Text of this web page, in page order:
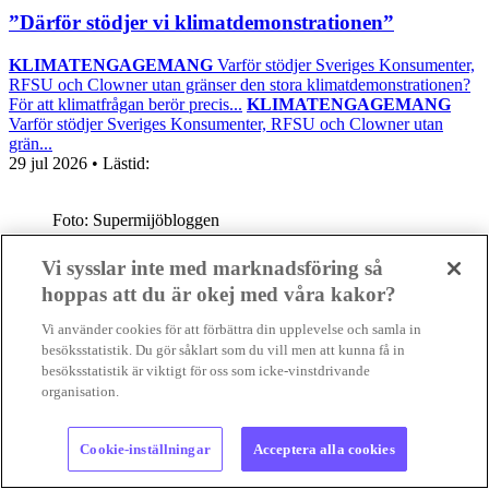
”Därför stödjer vi klimatdemonstrationen”
KLIMATENGAGEMANG Varför stödjer Sveriges Konsumenter,
RFSU och Clowner utan gränser den stora klimatdemonstrationen?
För att klimatfrågan berör precis... KLIMATENGAGEMANG
Varför stödjer Sveriges Konsumenter, RFSU och Clowner utan
grän...
29 jul 2026 • Lästid:
Foto: Supermijöbloggen
Intervju
Nyheter Positiva nyheter
Vi sysslar inte med marknadsföring så
hoppas att du är okej med våra kakor?
Vi använder cookies för att förbättra din upplevelse och samla in
besöksstatistik. Du gör såklart som du vill men att kunna få in
besöksstatistik är viktigt för oss som icke-vinstdrivande
organisation.
Cookie-inställningar Acceptera alla cookies